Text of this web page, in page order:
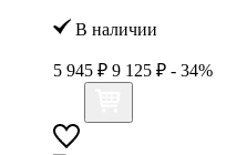
В наличии
5 945 ₽ 9 125 ₽ - 34%